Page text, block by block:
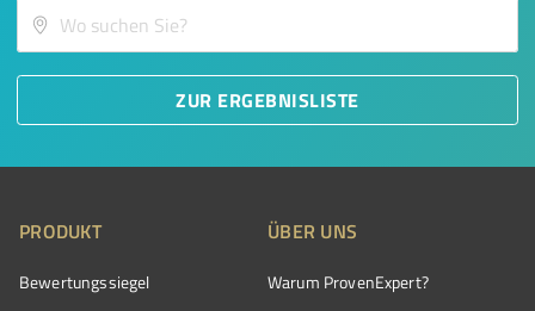
ZUR ERGEBNISLISTE
PRODUKT
Bewertungssiegel
ÜBER UNS
Warum ProvenExpert?